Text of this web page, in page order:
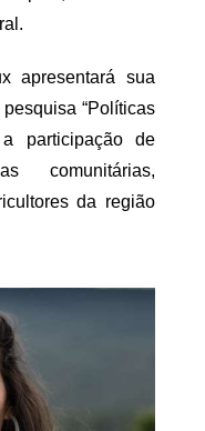
apresentará sua
“Políticas
participação de
comunitárias,
da região